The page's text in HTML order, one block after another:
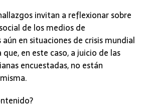
invitan a reflexionar sobre
de los medios de
en situaciones de crisis mundial
que, en este caso, a juicio de las
encuestadas, no están